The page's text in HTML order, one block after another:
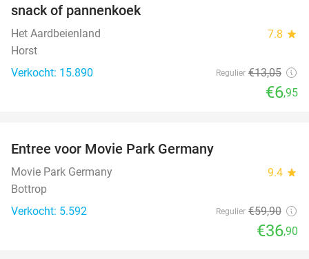
snack of pannenkoek
Het Aardbeienland 7.8 star
Horst
Verkocht: 15.890
Regulier €13,05
€6,95
Entree voor Movie Park Germany
Movie Park Germany 9.4 star
Bottrop
Verkocht: 5.592
Regulier €59,90
€36,90